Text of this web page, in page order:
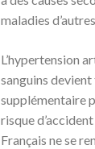
maladies
L’hypertension
sanguins
supplémentaire
risque
Français ne se